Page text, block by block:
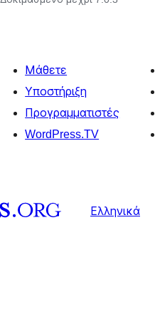
Μάθετε
Υποστήριξη
Προγραμματιστές
WordPress.TV
Ελληνικά